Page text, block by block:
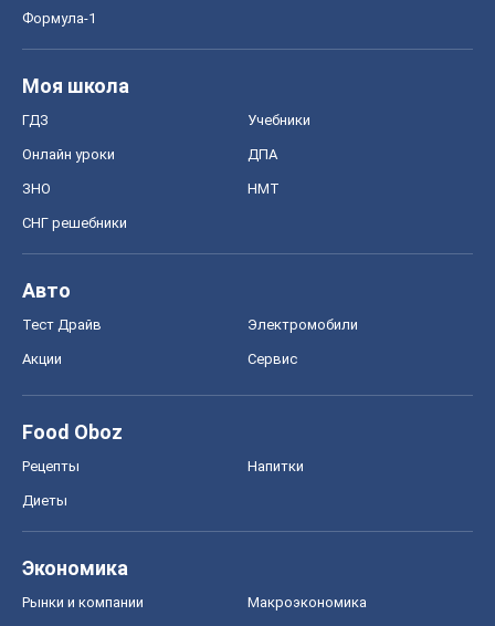
Формула-1
Моя школа
ГДЗ Учебники
Онлайн уроки ДПА
ЗНО НМТ
СНГ решебники
Авто
Тест Драйв Электромобили
Акции Сервис
Food Oboz
Рецепты Напитки
Диеты
Экономика
Рынки и компании Mакроэкономика